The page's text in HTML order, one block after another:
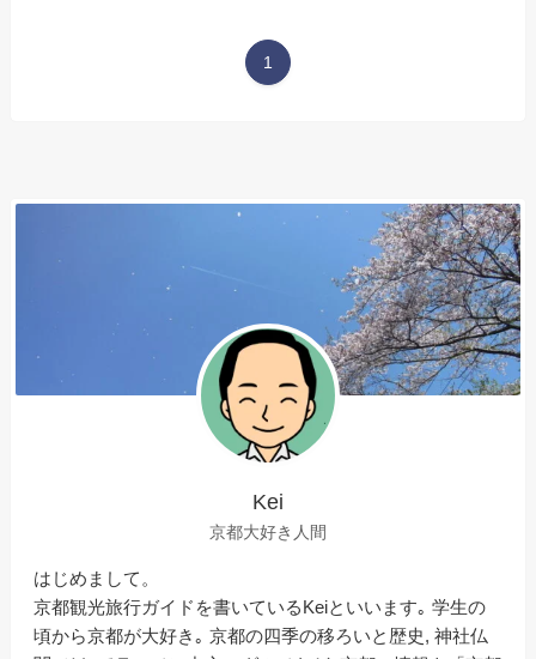
1
Kei
京都大好き人間
はじめまして。
京都観光旅行ガイドを書いているKeiといいます｡ 学生の
頃から京都が大好き｡ 京都の四季の移ろいと歴史, 神社仏